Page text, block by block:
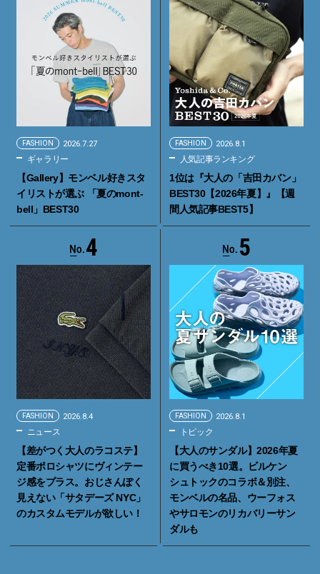
FASHION 2026.7.27
ギャラリー
【Gallery】モンベル好きスタ
イリストが選ぶ 「夏のmont-
bell」BEST30
FASHION 2026.8.1
人気記事ランキング
1位は『大人の「吉田カバン」
BEST30【2026年夏】』【週
間人気記事BEST5】
4
FASHION 2026.8.4
ニュース
【差がつく大人のラコステ】
定番ポロシャツにヴィンテー
ジ感をプラス。おじさんぽく
見えない「サタデーズ NYC」
のカスタムモデルが欲しい！
5
FASHION 2026.8.1
トピック
【大人のサンダル】2026年夏
に買うべき10選。ビルケン
シュトックのコラボ＆別注、
モンベルの名品、ウーフォス
やサロモンのリカバリーサン
ダルも